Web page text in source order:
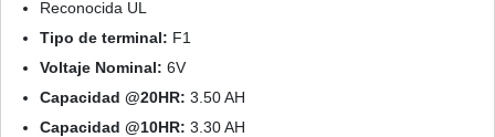
Reconocida UL
Tipo de terminal: F1
Voltaje Nominal: 6V
Capacidad @20HR: 3.50 AH
Capacidad @10HR: 3.30 AH